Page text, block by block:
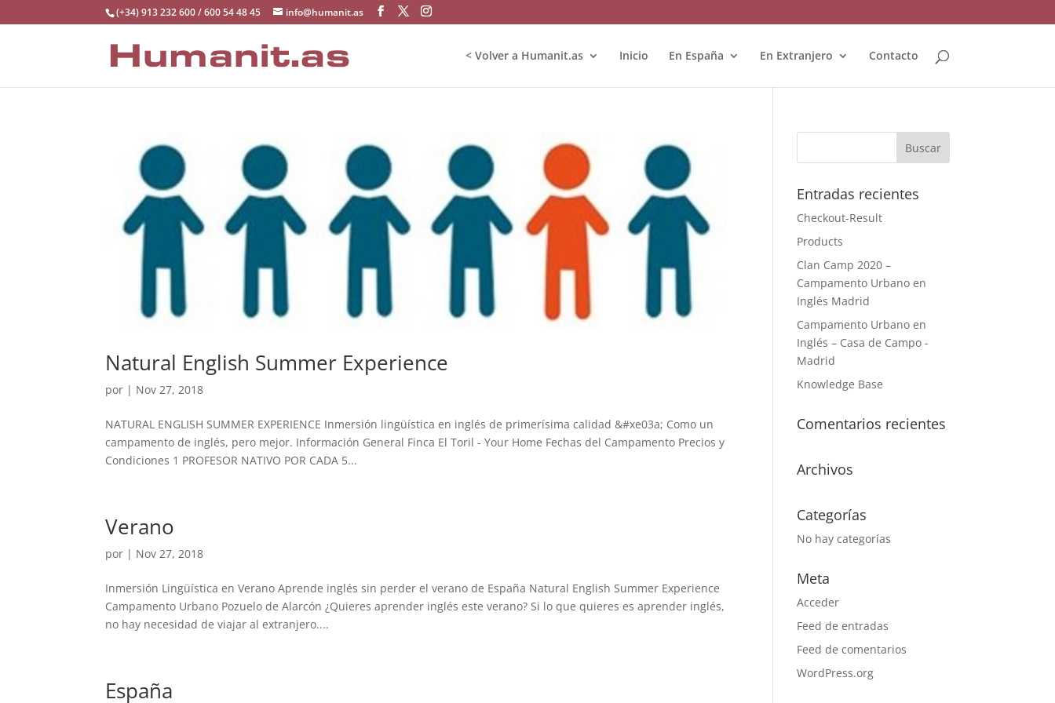
(+34) 913 232 600 / 600 54 48 45 info@humanit.as
< Volver a Humanit.as Inicio En España En Extranjero Contacto
Natural English Summer Experience
por | Nov 27, 2018
NATURAL ENGLISH SUMMER EXPERIENCE Inmersión lingüística en inglés de primerísima calidad &#xe03a; Como un
campamento de inglés, pero mejor. Información General Finca El Toril - Your Home Fechas del Campamento Precios y
Condiciones 1 PROFESOR NATIVO POR CADA 5...
Verano
por | Nov 27, 2018
Inmersión Lingüística en Verano Aprende inglés sin perder el verano de España Natural English Summer Experience
Campamento Urbano Pozuelo de Alarcón ¿Quieres aprender inglés este verano? Si lo que quieres es aprender inglés,
no hay necesidad de viajar al extranjero....
España
Entradas recientes
Checkout-Result
Products
Clan Camp 2020 –
Campamento Urbano en
Inglés Madrid
Campamento Urbano en
Inglés – Casa de Campo -
Madrid
Knowledge Base
Comentarios recientes
Archivos
Categorías
No hay categorías
Meta
Acceder
Feed de entradas
Feed de comentarios
WordPress.org